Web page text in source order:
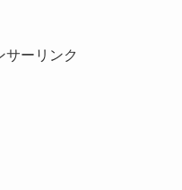
サーリンク